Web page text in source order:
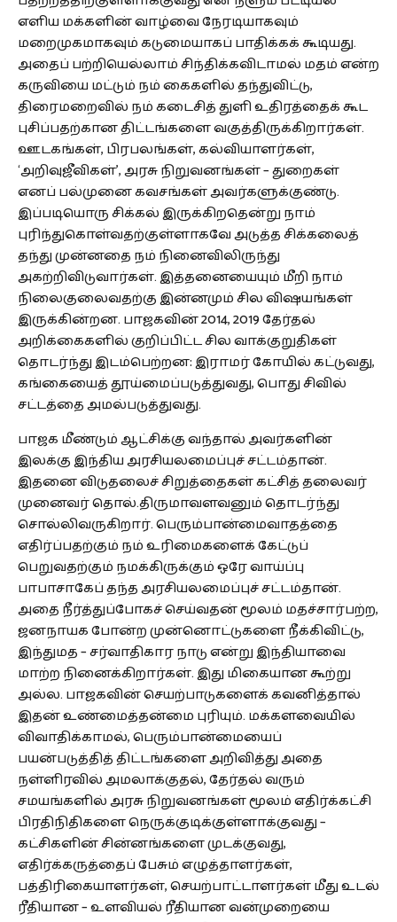
எளிய மக்களின் வாழ்வை நேரடியாகவும்
மறைமுகமாகவும் கடுமையாகப் பாதிக்கக் கூடியது.
அதைப் பற்றியெல்லாம் சிந்திக்கவிடாமல் மதம் என்ற
கருவியை மட்டும் நம் கைகளில் தந்துவிட்டு,
திரைமறைவில் நம் கடைசித் துளி உதிரத்தைக் கூட
புசிப்பதற்கான திட்டங்களை வகுத்திருக்கிறார்கள்.
ஊடகங்கள், பிரபலங்கள், கல்வியாளர்கள்,
‘அறிவுஜீவிகள்’, அரசு நிறுவனங்கள் – துறைகள்
எனப் பல்முனை கவசங்கள் அவர்களுக்குண்டு.
இப்படியொரு சிக்கல் இருக்கிறதென்று நாம்
புரிந்துகொள்வதற்குள்ளாகவே அடுத்த சிக்கலைத்
தந்து முன்னதை நம் நினைவிலிருந்து
அகற்றிவிடுவார்கள். இத்தனையையும் மீறி நாம்
நிலைகுலைவதற்கு இன்னமும் சில விஷயங்கள்
இருக்கின்றன. பாஜகவின் 2014, 2019 தேர்தல்
அறிக்கைகளில் குறிப்பிட்ட சில வாக்குறுதிகள்
தொடர்ந்து இடம்பெற்றன: இராமர் கோயில் கட்டுவது,
கங்கையைத் தூய்மைப்படுத்துவது, பொது சிவில்
சட்டத்தை அமல்படுத்துவது.
பாஜக மீண்டும் ஆட்சிக்கு வந்தால் அவர்களின்
இலக்கு இந்திய அரசியலமைப்புச் சட்டம்தான்.
இதனை விடுதலைச் சிறுத்தைகள் கட்சித் தலைவர்
முனைவர் தொல்.திருமாவளவனும் தொடர்ந்து
சொல்லிவருகிறார். பெரும்பான்மைவாதத்தை
எதிர்ப்பதற்கும் நம் உரிமைகளைக் கேட்டுப்
பெறுவதற்கும் நமக்கிருக்கும் ஒரே வாய்ப்பு
பாபாசாகேப் தந்த அரசியலமைப்புச் சட்டம்தான்.
அதை நீர்த்துப்போகச் செய்வதன் மூலம் மதச்சார்பற்ற,
ஜனநாயக போன்ற முன்னொட்டுகளை நீக்கிவிட்டு,
இந்துமத – சர்வாதிகார நாடு என்று இந்தியாவை
மாற்ற நினைக்கிறார்கள். இது மிகையான கூற்று
அல்ல. பாஜகவின் செயற்பாடுகளைக் கவனித்தால்
இதன் உண்மைத்தன்மை புரியும். மக்களவையில்
விவாதிக்காமல், பெரும்பான்மையைப்
பயன்படுத்தித் திட்டங்களை அறிவித்து அதை
நள்ளிரவில் அமலாக்குதல், தேர்தல் வரும்
சமயங்களில் அரசு நிறுவனங்கள் மூலம் எதிர்க்கட்சி
பிரதிநிதிகளை நெருக்குடிக்குள்ளாக்குவது –
கட்சிகளின் சின்னங்களை முடக்குவது,
எதிர்க்கருத்தைப் பேசும் எழுத்தாளர்கள்,
பத்திரிகையாளர்கள், செயற்பாட்டாளர்கள் மீது உடல்
ரீதியான – உளவியல் ரீதியான வன்முறையை